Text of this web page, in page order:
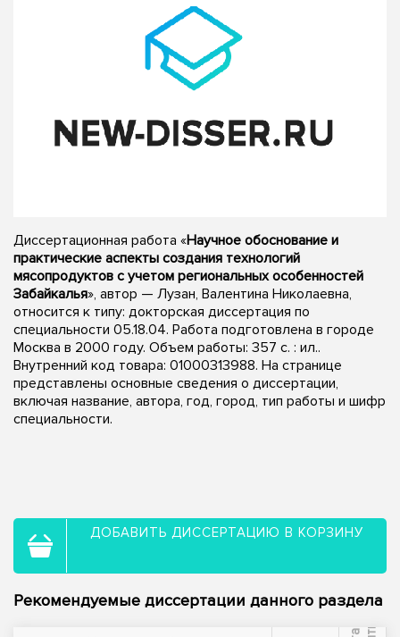
Диссертационная работа «Научное обоснование и
практические аспекты создания технологий
мясопродуктов с учетом региональных особенностей
Забайкалья», автор — Лузан, Валентина Николаевна,
относится к типу: докторская диссертация по
специальности 05.18.04. Работа подготовлена в городе
Москва в 2000 году. Объем работы: 357 с. : ил..
Внутренний код товара: 01000313988. На странице
представлены основные сведения о диссертации,
включая название, автора, год, город, тип работы и шифр
специальности.
ДОБАВИТЬ ДИССЕРТАЦИЮ В КОРЗИНУ
Рекомендуемые диссертации данного раздела